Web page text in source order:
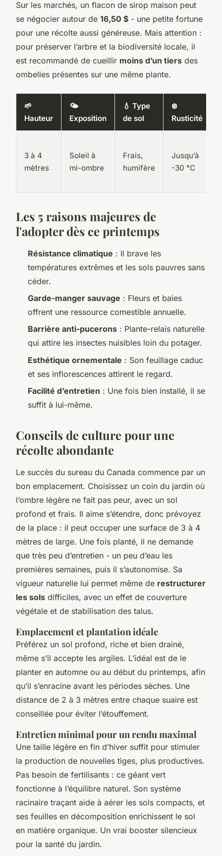
Sur les marchés, un flacon de sirop maison peut
se négocier autour de 16,50 $ - une petite fortune
pour une récolte aussi généreuse. Mais attention :
pour préserver l’arbre et la biodiversité locale, il
est recommandé de cueillir moins d’un tiers des
ombelles présentes sur une même plante.
🌱
Hauteur
🌤️
Exposition
💧 Type
de sol
❄️
Rusticité
3 à 4
mètres
Soleil à
mi-ombre
Frais,
humifère
Jusqu’à
-30 °C
Les 5 raisons majeures de
l'adopter dès ce printemps
Résistance climatique : Il brave les
températures extrêmes et les sols pauvres sans
céder.
Garde-manger sauvage : Fleurs et baies
offrent une ressource comestible annuelle.
Barrière anti-pucerons : Plante-relais naturelle
qui attire les insectes nuisibles loin du potager.
Esthétique ornementale : Son feuillage caduc
et ses inflorescences attirent le regard.
Facilité d’entretien : Une fois bien installé, il se
suffit à lui-même.
Conseils de culture pour une
récolte abondante
Le succès du sureau du Canada commence par un
bon emplacement. Choisissez un coin du jardin où
l’ombre légère ne fait pas peur, avec un sol
profond et frais. Il aime s’étendre, donc prévoyez
de la place : il peut occuper une surface de 3 à 4
mètres de large. Une fois planté, il ne demande
que très peu d’entretien - un peu d’eau les
premières semaines, puis il s’autonomise. Sa
vigueur naturelle lui permet même de restructurer
les sols difficiles, avec un effet de couverture
végétale et de stabilisation des talus.
Emplacement et plantation idéale
Préférez un sol profond, riche et bien drainé,
même s’il accepte les argiles. L’idéal est de le
planter en automne ou au début du printemps, afin
qu’il s’enracine avant les périodes sèches. Une
distance de 2 à 3 mètres entre chaque suaire est
conseillée pour éviter l’étouffement.
Entretien minimal pour un rendu maximal
Une taille légère en fin d’hiver suffit pour stimuler
la production de nouvelles tiges, plus productives.
Pas besoin de fertilisants : ce géant vert
fonctionne à l’équilibre naturel. Son système
racinaire traçant aide à aérer les sols compacts, et
ses feuilles en décomposition enrichissent le sol
en matière organique. Un vrai booster silencieux
pour la santé du jardin.